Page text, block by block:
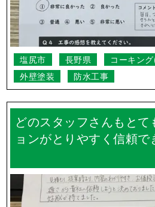
塩尻市 長野県
コーキン
外壁塗装
防水工事
どのスタッフさんもと
ョンがとりやすく信頼で